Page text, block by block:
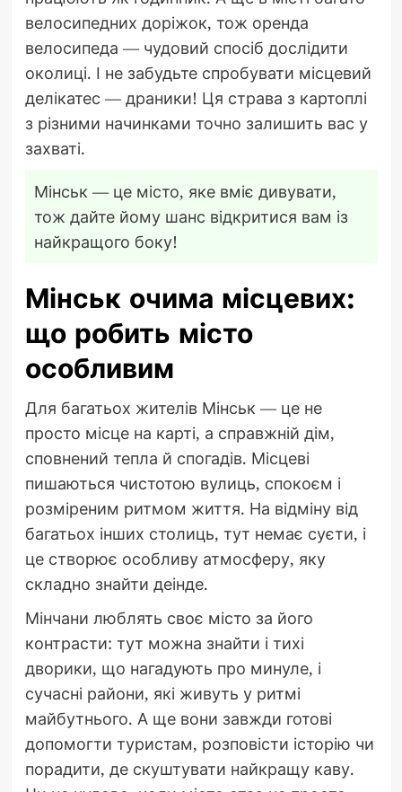
велосипедних доріжок, тож оренда
велосипеда — чудовий спосіб дослідити
околиці. І не забудьте спробувати місцевий
делікатес — драники! Ця страва з картоплі
з різними начинками точно залишить вас у
захваті.
Мінськ — це місто, яке вміє дивувати,
тож дайте йому шанс відкритися вам із
найкращого боку!
Мінськ очима місцевих:
що робить місто
особливим
Для багатьох жителів Мінськ — це не
просто місце на карті, а справжній дім,
сповнений тепла й спогадів. Місцеві
пишаються чистотою вулиць, спокоєм і
розміреним ритмом життя. На відміну від
багатьох інших столиць, тут немає суєти, і
це створює особливу атмосферу, яку
складно знайти деінде.
Мінчани люблять своє місто за його
контрасти: тут можна знайти і тихі
дворики, що нагадують про минуле, і
сучасні райони, які живуть у ритмі
майбутнього. А ще вони завжди готові
допомогти туристам, розповісти історію чи
порадити, де скуштувати найкращу каву.